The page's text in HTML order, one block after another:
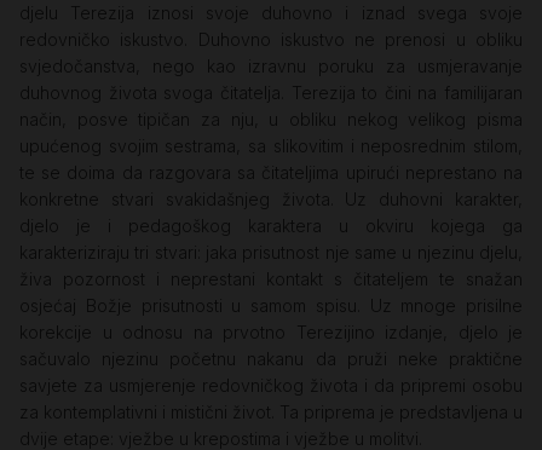
djelu Terezija iznosi svoje duhovno i iznad svega svoje
redovničko iskustvo. Duhovno iskustvo ne prenosi u obliku
svjedočanstva, nego kao izravnu poruku za usmjeravanje
duhovnog života svoga čitatelja. Terezija to čini na familijaran
način, posve tipičan za nju, u obliku nekog velikog pisma
upućenog svojim sestrama, sa slikovitim i neposrednim stilom,
te se doima da razgovara sa čitateljima upirući neprestano na
konkretne stvari svakidašnjeg života. Uz duhovni karakter,
djelo je i pedagoškog karaktera u okviru kojega ga
karakteriziraju tri stvari: jaka prisutnost nje same u njezinu djelu,
živa pozornost i neprestani kontakt s čitateljem te snažan
osjećaj Božje prisutnosti u samom spisu. Uz mnoge prisilne
korekcije u odnosu na prvotno Terezijino izdanje, djelo je
sačuvalo njezinu početnu nakanu da pruži neke praktične
savjete za usmjerenje redovničkog života i da pripremi osobu
za kontemplativni i mistični život. Ta priprema je predstavljena u
dvije etape: vježbe u krepostima i vježbe u molitvi.